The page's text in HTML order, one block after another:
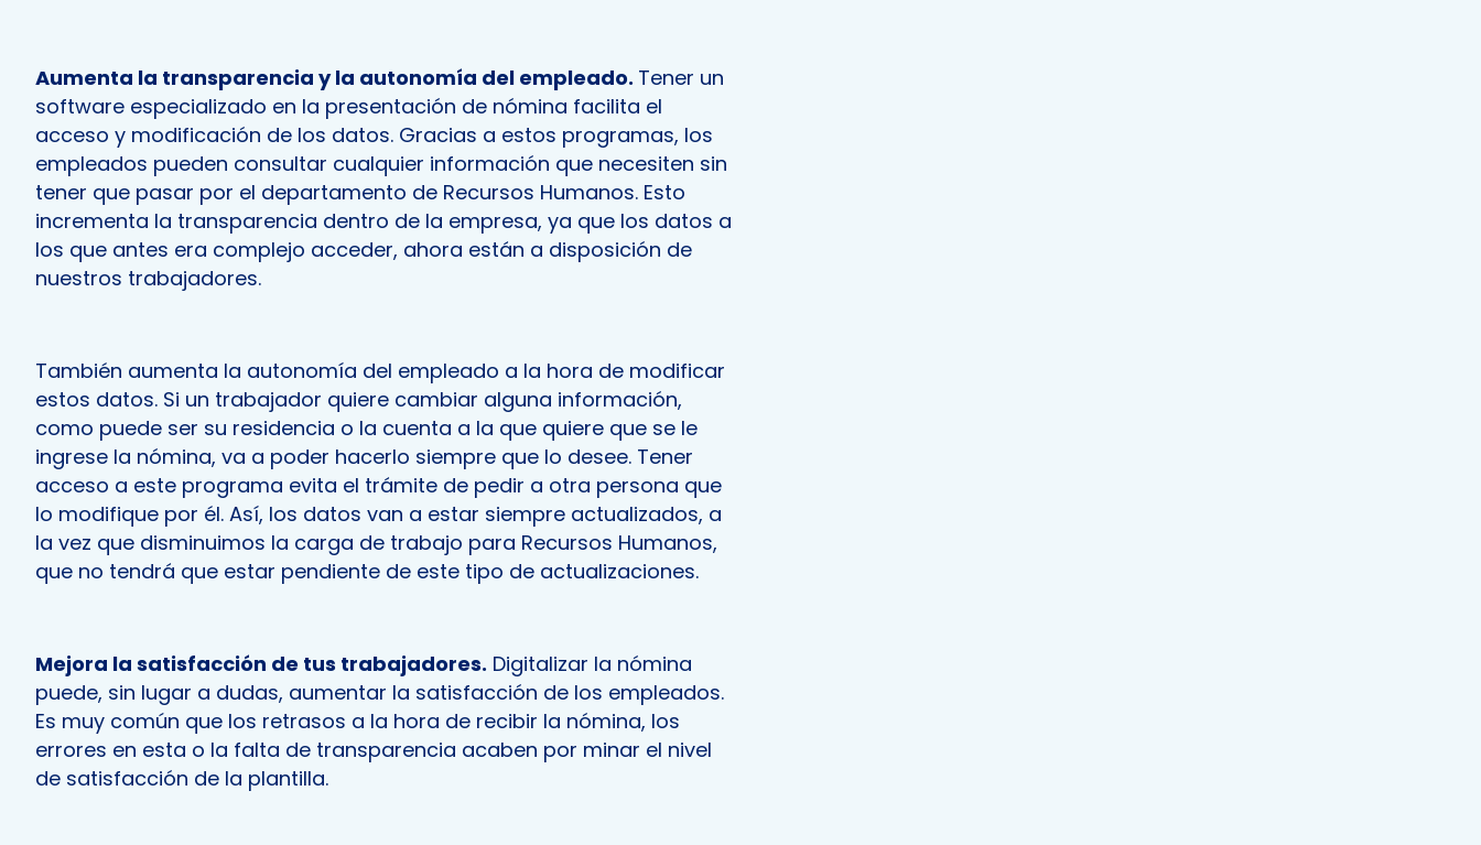
Aumenta la transparencia y la autonomía del empleado. Tener un
software especializado en la presentación de nómina facilita el
acceso y modificación de los datos. Gracias a estos programas, los
empleados pueden consultar cualquier información que necesiten sin
tener que pasar por el departamento de Recursos Humanos. Esto
incrementa la transparencia dentro de la empresa, ya que los datos a
los que antes era complejo acceder, ahora están a disposición de
nuestros trabajadores.
También aumenta la autonomía del empleado a la hora de modificar
estos datos. Si un trabajador quiere cambiar alguna información,
como puede ser su residencia o la cuenta a la que quiere que se le
ingrese la nómina, va a poder hacerlo siempre que lo desee. Tener
acceso a este programa evita el trámite de pedir a otra persona que
lo modifique por él. Así, los datos van a estar siempre actualizados, a
la vez que disminuimos la carga de trabajo para Recursos Humanos,
que no tendrá que estar pendiente de este tipo de actualizaciones.
Mejora la satisfacción de tus trabajadores. Digitalizar la nómina
puede, sin lugar a dudas, aumentar la satisfacción de los empleados.
Es muy común que los retrasos a la hora de recibir la nómina, los
errores en esta o la falta de transparencia acaben por minar el nivel
de satisfacción de la plantilla.